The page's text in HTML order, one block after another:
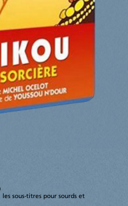
sous-titres pour sourds et